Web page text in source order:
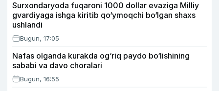
Surxondaryoda fuqaroni 1000 dollar evaziga Milliy
gvardiyaga ishga kiritib qo‘ymoqchi bo‘lgan shaxs
ushlandi
Bugun, 17:05
Nafas olganda kurakda og‘riq paydo bo‘lishining
sababi va davo choralari
Bugun, 16:55